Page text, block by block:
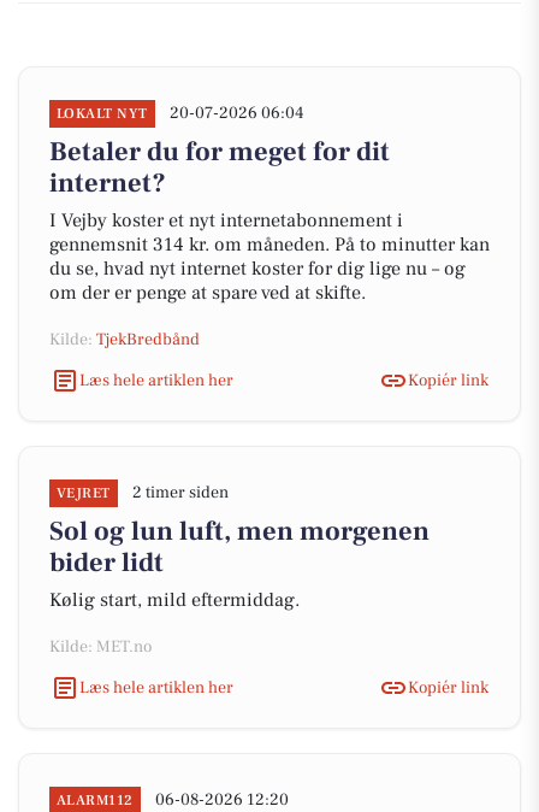
LOKALT NYT 20-07-2026 06:04
Betaler du for meget for dit
internet?
I Vejby koster et nyt internetabonnement i
gennemsnit 314 kr. om måneden. På to minutter kan
du se, hvad nyt internet koster for dig lige nu – og
om der er penge at spare ved at skifte.
Kilde: TjekBredbånd
Læs hele artiklen her
Kopiér link
VEJRET 2 timer siden
Sol og lun luft, men morgenen
bider lidt
Kølig start, mild eftermiddag.
Kilde: MET.no
Læs hele artiklen her
Kopiér link
ALARM112 06-08-2026 12:20